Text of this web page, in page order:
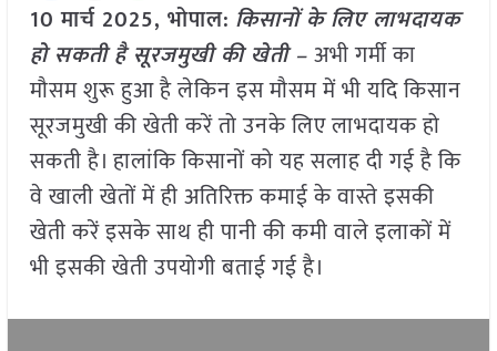
10 मार्च 2025, भोपाल: किसानों के लिए लाभदायक
हो सकती है सूरजमुखी की खेती –अभी गर्मी का
मौसम शुरू हुआ है लेकिन इस मौसम में भी यदि किसान
सूरजमुखी की खेती करें तो उनके लिए लाभदायक हो
सकती है। हालांकि किसानों को यह सलाह दी गई है कि
वे खाली खेतों में ही अतिरिक्त कमाई के वास्ते इसकी
खेती करें इसके साथ ही पानी की कमी वाले इलाकों में
भी इसकी खेती उपयोगी बताई गई है।